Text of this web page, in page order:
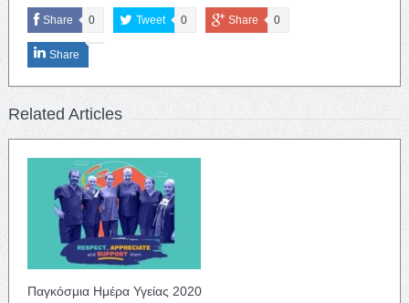
Share 0 Tweet 0 Share 0
Share
Related Articles
Παγκόσμια Ημέρα Υγείας 2020